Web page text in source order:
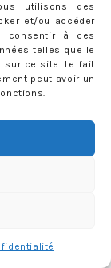
utilisons des
et/ou accéder
consentir à ces
telles que le
sur ce site. Le fait
peut avoir un
bébé, de la
un moment de
favoris,
tétine